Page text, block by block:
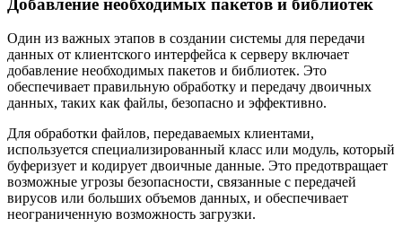
Один из важных этапов в создании системы для передачи
данных от клиентского интерфейса к серверу включает
добавление необходимых пакетов и библиотек. Это
обеспечивает правильную обработку и передачу двоичных
данных, таких как файлы, безопасно и эффективно.
Для обработки файлов, передаваемых клиентами,
используется специализированный класс или модуль, который
буферизует и кодирует двоичные данные. Это предотвращает
возможные угрозы безопасности, связанные с передачей
вирусов или больших объемов данных, и обеспечивает
неограниченную возможность загрузки.